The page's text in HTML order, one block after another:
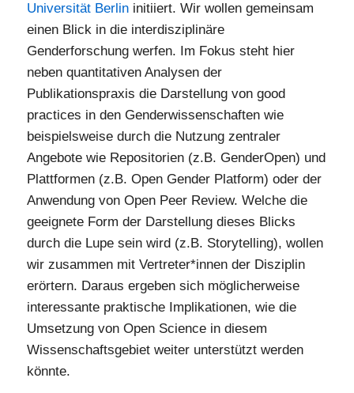
Universität Berlin initiiert. Wir wollen gemeinsam
einen Blick in die interdisziplinäre
Genderforschung werfen. Im Fokus steht hier
neben quantitativen Analysen der
Publikationspraxis die Darstellung von good
practices in den Genderwissenschaften wie
beispielsweise durch die Nutzung zentraler
Angebote wie Repositorien (z.B. GenderOpen) und
Plattformen (z.B. Open Gender Platform) oder der
Anwendung von Open Peer Review. Welche die
geeignete Form der Darstellung dieses Blicks
durch die Lupe sein wird (z.B. Storytelling), wollen
wir zusammen mit Vertreter*innen der Disziplin
erörtern. Daraus ergeben sich möglicherweise
interessante praktische Implikationen, wie die
Umsetzung von Open Science in diesem
Wissenschaftsgebiet weiter unterstützt werden
könnte.